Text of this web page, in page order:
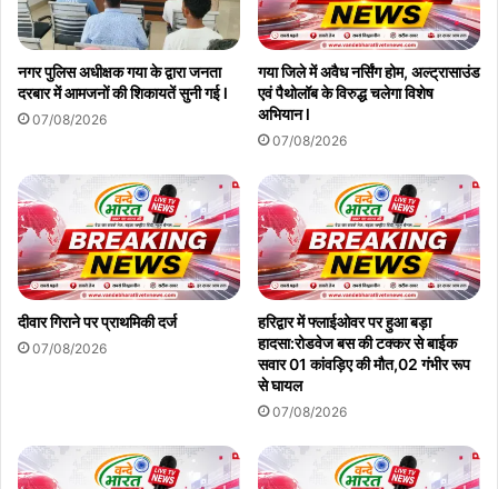
नगर पुलिस अधीक्षक गया के द्वारा जनता
दरबार में आमजनों की शिकायतें सुनी गई l
07/08/2026
गया जिले में अवैध नर्सिंग होम, अल्ट्रासाउंड
एवं पैथोलॉब के विरुद्ध चलेगा विशेष
अभियान l
07/08/2026
दीवार गिराने पर प्राथमिकी दर्ज
07/08/2026
हरिद्वार में फ्लाईओवर पर हुआ बड़ा
हादसा:रोडवेज बस की टक्कर से बाईक
सवार 01 कांवड़िए की मौत,02 गंभीर रूप
से घायल
07/08/2026